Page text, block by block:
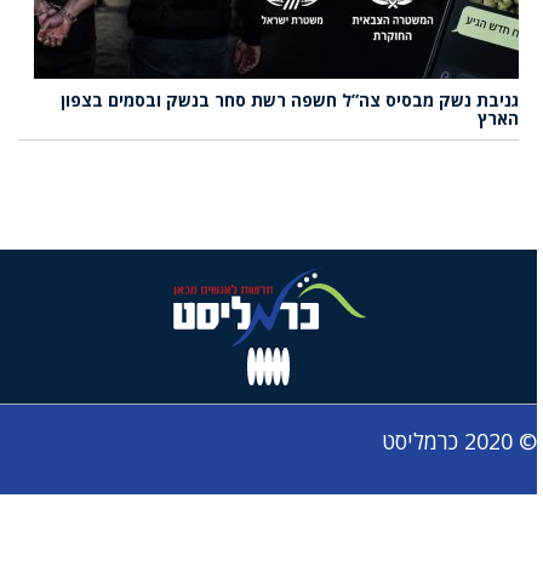
גניבת נשק מבסיס צה”ל חשפה רשת סחר בנשק ובסמים בצפון
הארץ
© 2020 כרמליסט